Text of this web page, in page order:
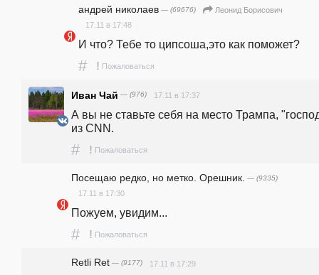
андpeй николаев — (69676)
Леонид Борисович
17.11 в 17:48
И что? Тебе то ципсоша,это как поможет?
# ! Пожаловаться
Иван Чай — (976) 17.11 в 17:37
А вы не ставьте себя на место Трампа,
из СNN.
# ! Пожаловаться
Посещаю редко, но метко. Орешник. — (9335)
17.11 в 17:30
Пожуем, увидим...
# ! Пожаловаться
Retli Ret — (9177) 17.11 в 17:29